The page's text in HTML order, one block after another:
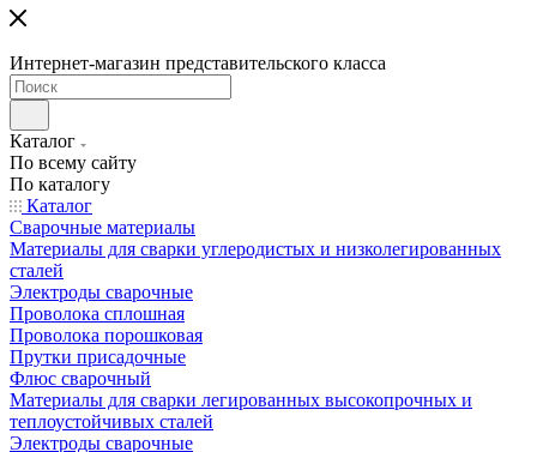
Интернет-магазин представительского класса
Каталог
По всему сайту
По каталогу
Каталог
Сварочные материалы
Материалы для сварки углеродистых и низколегированных
сталей
Электроды сварочные
Проволока сплошная
Проволока порошковая
Прутки присадочные
Флюс сварочный
Материалы для сварки легированных высокопрочных и
теплоустойчивых сталей
Электроды сварочные